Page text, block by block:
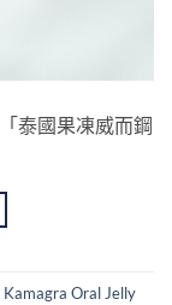
泰國果凍威而鋼
Kamagra Oral Jelly